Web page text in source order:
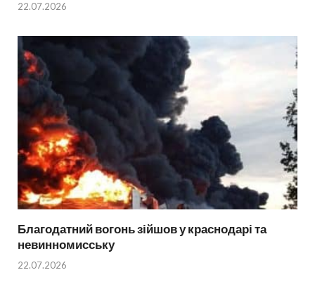
22.07.2026
Благодатний вогонь зійшов у краснодарі та
невинномисську
22.07.2026